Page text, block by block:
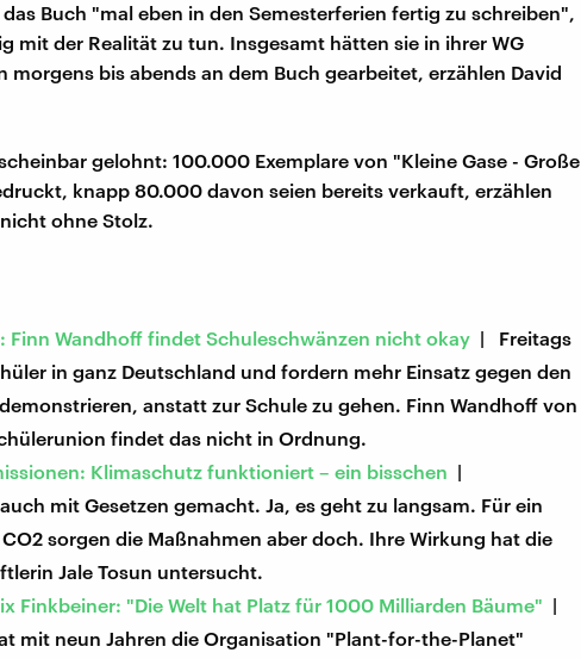
das Buch "mal eben in den Semesterferien fertig zu schreiben",
mit der Realität zu tun. Insgesamt hätten sie in ihrer WG
morgens bis abends an dem Buch gearbeitet, erzählen David
gelohnt: 100.000 Exemplare von "Kleine Gase - Große
knapp 80.000 davon seien bereits verkauft, erzählen
ohne Stolz.
Finn Wandhoff findet Schuleschwänzen nicht okay | Freitags
in ganz Deutschland und fordern mehr Einsatz gegen den
anstatt zur Schule zu gehen. Finn Wandhoff von
findet das nicht in Ordnung.
Klimaschutz funktioniert – ein bisschen |
mit Gesetzen gemacht. Ja, es geht zu langsam. Für ein
sorgen die Maßnahmen aber doch. Ihre Wirkung hat die
Jale Tosun untersucht.
Finkbeiner: "Die Welt hat Platz für 1000 Milliarden Bäume" |
mit neun Jahren die Organisation "Plant-for-the-Planet"